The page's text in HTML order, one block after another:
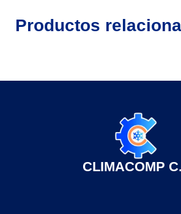
Productos
CLIMACOMP